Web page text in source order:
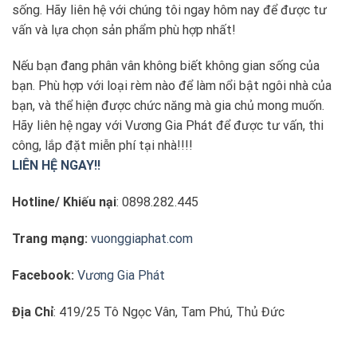
sống. Hãy liên hệ với chúng tôi ngay hôm nay để được tư
vấn và lựa chọn sản phẩm phù hợp nhất!
Nếu bạn đang phân vân không biết không gian sống của
bạn. Phù hợp với loại rèm nào để làm nổi bật ngôi nhà của
bạn, và thể hiện được chức năng mà gia chủ mong muốn.
Hãy liên hệ ngay với Vương Gia Phát để được tư vấn, thi
công, lắp đặt miễn phí tại nhà!!!!
LIÊN HỆ NGAY!!
Hotline/ Khiếu nại: 0898.282.445
Trang mạng: vuonggiaphat.com
Facebook: Vương Gia Phát
Địa Chỉ: 419/25 Tô Ngọc Vân, Tam Phú, Thủ Đức